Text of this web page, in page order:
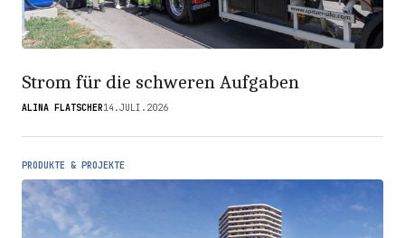
Strom für die schweren Aufgaben
ALINA FLATSCHER14.JULI.2026
PRODUKTE & PROJEKTE